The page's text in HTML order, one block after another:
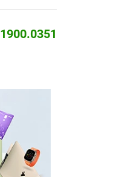
1900.0351